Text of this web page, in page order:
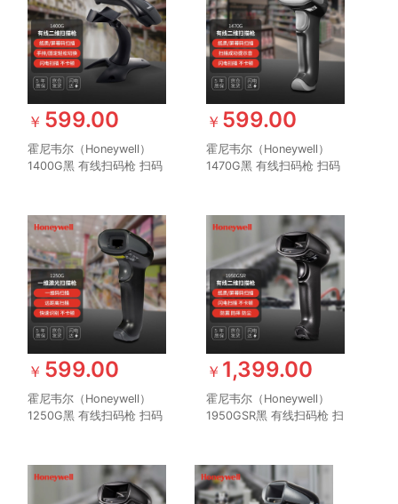
￥ 599.00
霍尼韦尔（Honeywell）
1400G黑 有线扫码枪 扫码
器 带支架
￥ 599.00
霍尼韦尔（Honeywell）
1470G黑 有线扫码枪 扫码
扫描器
￥ 599.00
霍尼韦尔（Honeywell）
1250G黑 有线扫码枪 扫码
流扫描器
￥ 1,399.00
霍尼韦尔（Honeywell）
1950GSR黑 有线扫码枪 扫
流条码扫描